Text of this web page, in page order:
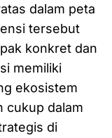
dalam peta
tersebut
konkret dan
memiliki
ekosistem
cukup dalam
di